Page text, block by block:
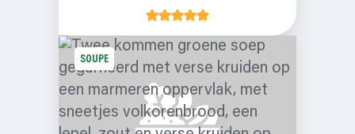
SOUPE